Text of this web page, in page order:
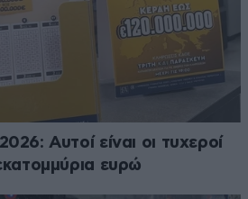
Αυτοί είναι οι τυχεροί
ευρώ